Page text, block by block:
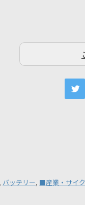
, バッテリー, ■産業・サイ